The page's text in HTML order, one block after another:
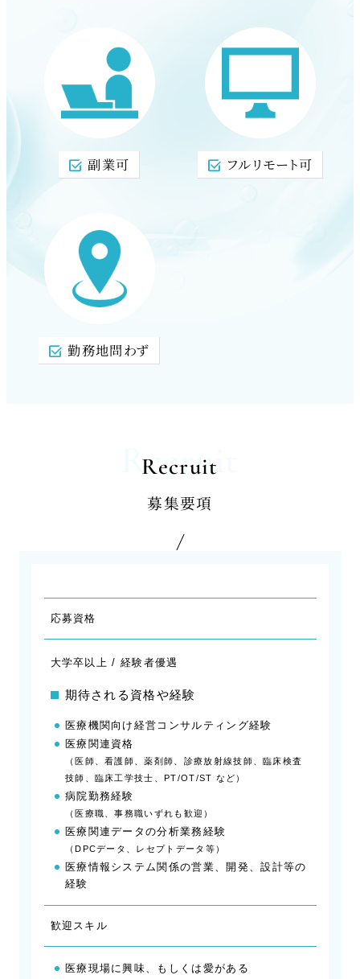
副業可 フルリモート可
勤務地問わず
Recruit
募集要項
Recruit
応募資格
大学卒以上 / 経験者優遇
期待される資格や経験
医療機関向け経営コンサルティング経験
医療関連資格
（医師、看護師、薬剤師、診療放射線技師、臨床検査
技師、臨床工学技士、PT/OT/ST など）
病院勤務経験
（医療職、事務職いずれも歓迎）
医療関連データの分析業務経験
（DPCデータ、レセプトデータ等）
医療情報システム関係の営業、開発、設計等の
経験
歓迎スキル
医療現場に興味、もしくは愛がある